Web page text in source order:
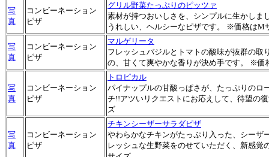
写
真
コンビーネーション
ピザ
グリル野菜たっぷりのピッツァ
素材が持つおいしさを、シンプルに生かしま
うれしい、ヘルシーなピザです。 ※価格はM
写
真
コンビーネーション
ピザ
マルゲリータ
フレッシュバジルとトマトの酸味が抜群の取
の、甘くて爽やかな香りが決め手です。 ※価
写
真
コンビーネーション
ピザ
トロピカル
パイナップルの甘酸っぱさが、たっぷりのロ
チ!!アツいリクエストにお応えして、待望の
ズ
写
真
コンビーネーション
ピザ
チキンシーザーサラダピザ
やわらかなチキンがたっぷり入った、シーザ
レッシュな生野菜をのせていただく、新感